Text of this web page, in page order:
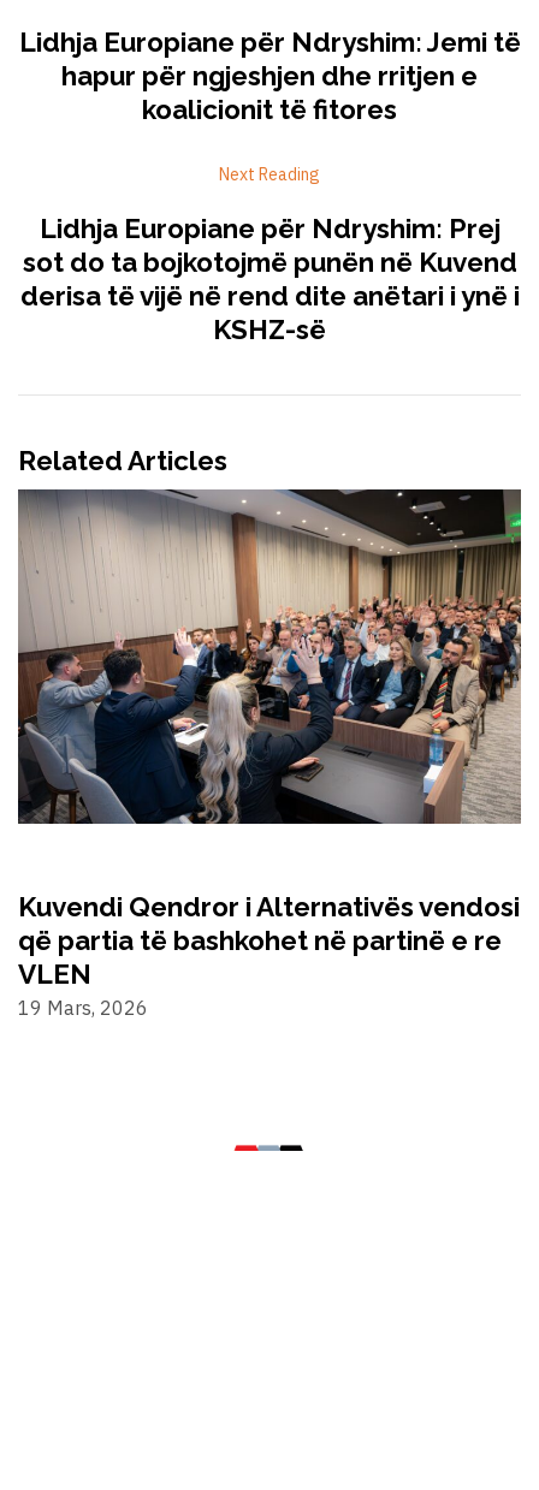
Lidhja Europiane për Ndryshim: Jemi të
hapur për ngjeshjen dhe rritjen e
koalicionit të fitores
Next Reading
Lidhja Europiane për Ndryshim: Prej
sot do ta bojkotojmë punën në Kuvend
derisa të vijë në rend dite anëtari i ynë i
KSHZ-së
Related Articles
Kuvendi Qendror i Alternativës vendosi
që partia të bashkohet në partinë e re
VLEN
19 Mars, 2026